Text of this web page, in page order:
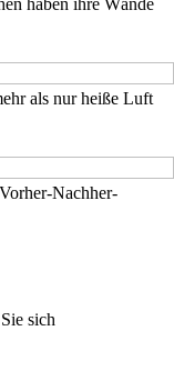
haben ihre Wände
als nur heiße Luft
Nachher-
sich